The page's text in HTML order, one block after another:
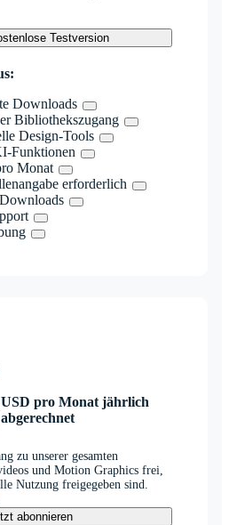
Testversion
Downloads
Bibliothekszugang
Design-Tools
Funktionen
Monat
erforderlich
USD pro Monat jährlich
abgerechnet
zu unserer gesamten
und Motion Graphics frei,
Nutzung freigegeben sind.
abonnieren